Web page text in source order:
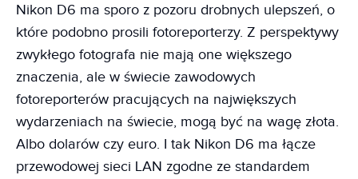
Nikon D6 ma sporo z pozoru drobnych ulepszeń, o
które podobno prosili fotoreporterzy. Z perspektywy
zwykłego fotografa nie mają one większego
znaczenia, ale w świecie zawodowych
fotoreporterów pracujących na największych
wydarzeniach na świecie, mogą być na wagę złota.
Albo dolarów czy euro. I tak Nikon D6 ma łącze
przewodowej sieci LAN zgodne ze standardem